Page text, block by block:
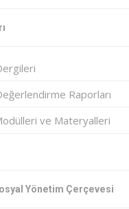
Raporları
ve Materyalleri
Yönetim Çerçevesi